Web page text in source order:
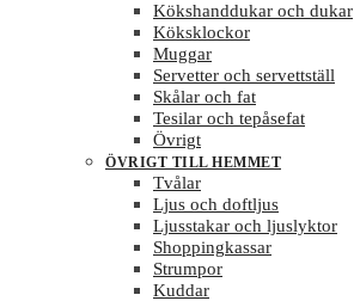
Kökshanddukar och dukar
Köksklockor
Muggar
Servetter och servettställ
Skålar och fat
Tesilar och tepåsefat
Övrigt
ÖVRIGT TILL HEMMET
Tvålar
Ljus och doftljus
Ljusstakar och ljuslyktor
Shoppingkassar
Strumpor
Kuddar